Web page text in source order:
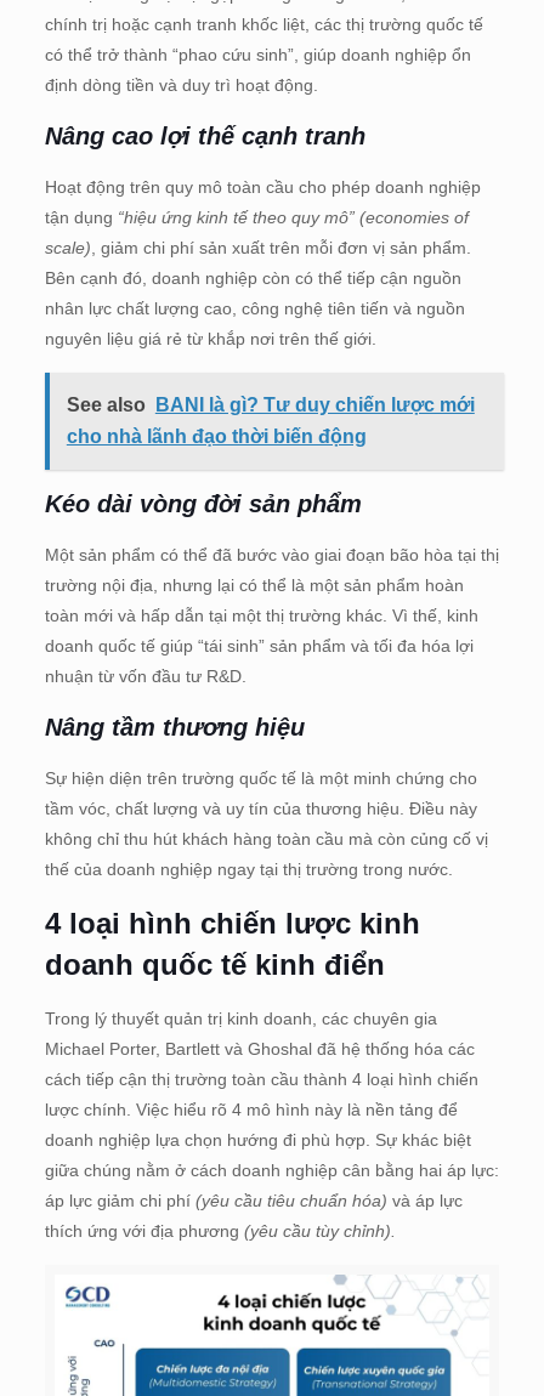
chính trị hoặc cạnh tranh khốc liệt, các thị trường quốc tế
có thể trở thành “phao cứu sinh”, giúp doanh nghiệp ổn
định dòng tiền và duy trì hoạt động.
Nâng cao lợi thế cạnh tranh
Hoạt động trên quy mô toàn cầu cho phép doanh nghiệp
tận dụng “hiệu ứng kinh tế theo quy mô” (economies of
scale), giảm chi phí sản xuất trên mỗi đơn vị sản phẩm.
Bên cạnh đó, doanh nghiệp còn có thể tiếp cận nguồn
nhân lực chất lượng cao, công nghệ tiên tiến và nguồn
nguyên liệu giá rẻ từ khắp nơi trên thế giới.
See also
BANI là gì? Tư duy chiến lược mới
cho nhà lãnh đạo thời biến động
Kéo dài vòng đời sản phẩm
Một sản phẩm có thể đã bước vào giai đoạn bão hòa tại thị
trường nội địa, nhưng lại có thể là một sản phẩm hoàn
toàn mới và hấp dẫn tại một thị trường khác. Vì thế, kinh
doanh quốc tế giúp “tái sinh” sản phẩm và tối đa hóa lợi
nhuận từ vốn đầu tư R&D.
Nâng tầm thương hiệu
Sự hiện diện trên trường quốc tế là một minh chứng cho
tầm vóc, chất lượng và uy tín của thương hiệu. Điều này
không chỉ thu hút khách hàng toàn cầu mà còn củng cố vị
thế của doanh nghiệp ngay tại thị trường trong nước.
4 loại hình chiến lược kinh
doanh quốc tế kinh điển
Trong lý thuyết quản trị kinh doanh, các chuyên gia
Michael Porter, Bartlett và Ghoshal đã hệ thống hóa các
cách tiếp cận thị trường toàn cầu thành 4 loại hình chiến
lược chính. Việc hiểu rõ 4 mô hình này là nền tảng để
doanh nghiệp lựa chọn hướng đi phù hợp. Sự khác biệt
giữa chúng nằm ở cách doanh nghiệp cân bằng hai áp lực:
áp lực giảm chi phí(yêu cầu tiêu chuẩn hóa) và áp lực
thích ứng với địa phương (yêu cầu tùy chỉnh).